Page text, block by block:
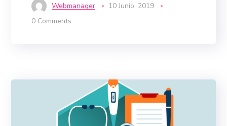
Webmanager
10 Junio, 2019
0 Comments